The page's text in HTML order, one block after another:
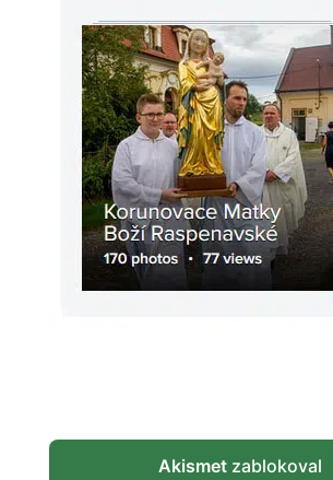
Akismetzablokoval